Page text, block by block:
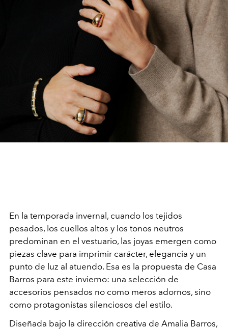
En la temporada invernal, cuando los tejidos
pesados, los cuellos altos y los tonos neutros
predominan en el vestuario, las joyas emergen como
piezas clave para imprimir carácter, elegancia y un
punto de luz al atuendo. Esa es la propuesta de Casa
Barros para este invierno: una selección de
accesorios pensados no como meros adornos, sino
como protagonistas silenciosos del estilo.
Diseñada bajo la dirección creativa de Amalia Barros,